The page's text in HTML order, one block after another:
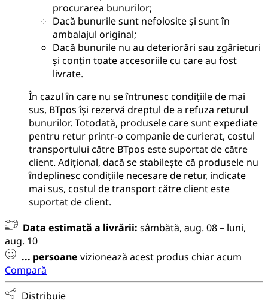
procurarea bunurilor;
Dacă bunurile sunt nefolosite și sunt în
ambalajul original;
Dacă bunurile nu au deteriorări sau zgârieturi
și conțin toate accesoriile cu care au fost
livrate.
În cazul în care nu se întrunesc condițiile de mai
sus, BTpos își rezervă dreptul de a refuza returul
bunurilor. Totodată, produsele care sunt expediate
pentru retur printr-o companie de curierat, costul
transportului către BTpos este suportat de către
client. Adițional, dacă se stabilește că produsele nu
îndeplinesc condițiile necesare de retur, indicate
mai sus, costul de transport către client este
suportat de client.
Data estimată a livrării: sâmbătă, aug. 08 – luni,
aug. 10
... persoane vizionează acest produs chiar acum
Compară
Distribuie